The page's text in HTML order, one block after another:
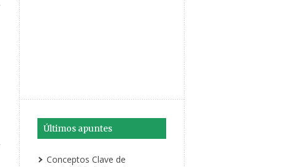
Últimos apuntes
Conceptos Clave de